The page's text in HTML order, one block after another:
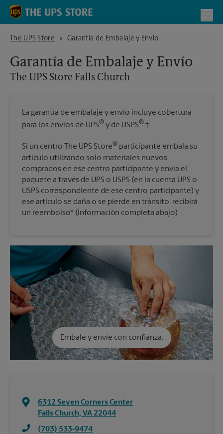
Skip to content
Return to Nav
The UPS Store
The UPS Store Falls ChurchGarantía de Embalaje y Envío
Garantía de Embalaje y Envío
The UPS Store Falls Church
La garantía de embalaje y envío incluye cobertura
para los envíos de UPS® y de USPS®.†
Si un centro The UPS Store® participante embala su
artículo utilizando solo materiales nuevos
comprados en ese centro participante y envía el
paquete a través de UPS o USPS (en la cuenta UPS o
USPS correspondiente de ese centro participante) y
ese artículo se daña o se pierde en tránsito, recibirá
un reembolso* (información completa abajo)
Embale y envíe con confianza.
6312 Seven Corners Center
Falls Church, VA 22044
(703) 533-9474